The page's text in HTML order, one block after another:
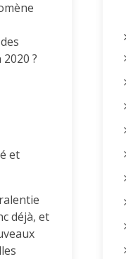
?
et
déjà, et